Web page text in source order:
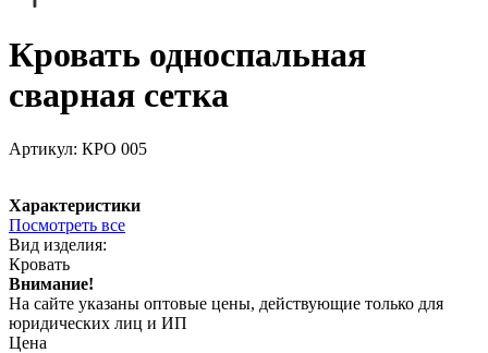
Кровать односпальная
сварная сетка
Артикул: КРО 005
Характеристики
Посмотреть все
Вид изделия:
Кровать
Внимание!
На сайте указаны оптовые цены, действующие только для
юридических лиц и ИП
Цена